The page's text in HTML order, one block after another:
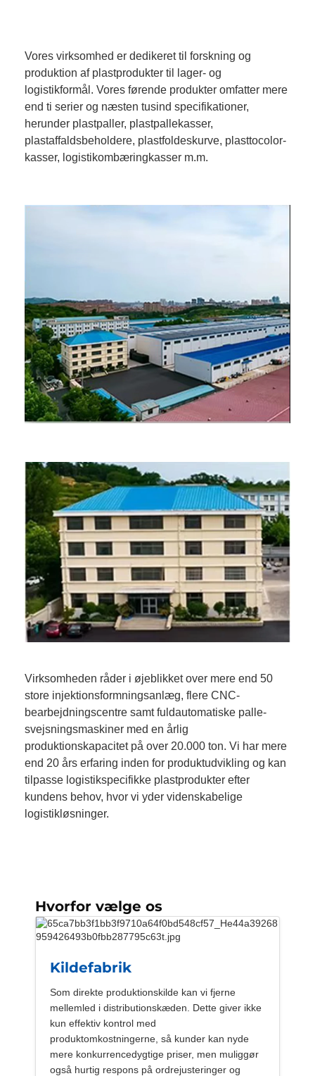
Vores virksomhed er dedikeret til forskning og
produktion af plastprodukter til lager- og
logistikformål. Vores førende produkter omfatter mere
end ti serier og næsten tusind specifikationer,
herunder plastpaller, plastpallekasser,
plastaffaldsbeholdere, plastfoldeskurve, plasttocolor-
kasser, logistikombæringkasser m.m.
Virksomheden råder i øjeblikket over mere end 50
store injektionsformningsanlæg, flere CNC-
bearbejdningscentre samt fuldautomatiske palle-
svejsningsmaskiner med en årlig
produktionskapacitet på over 20.000 ton. Vi har mere
end 20 års erfaring inden for produktudvikling og kan
tilpasse logistikspecifikke plastprodukter efter
kundens behov, hvor vi yder videnskabelige
logistikløsninger.
Hvorfor vælge os
Kildefabrik
Som direkte produktionskilde kan vi fjerne
mellemled i distributionskæden. Dette giver ikke
kun effektiv kontrol med
produktomkostningerne, så kunder kan nyde
mere konkurrencedygtige priser, men muliggør
også hurtig respons på ordrejusteringer og